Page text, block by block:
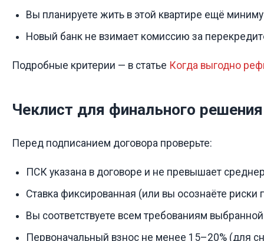
Вы планируете жить в этой квартире ещё
Новый банк не взимает комиссию за
Подробные критерии — в статье Когда выгодно
Чеклист для финального решения
Перед подписанием договора проверьте:
ПСК указана в договоре и не превышает
Ставка фиксированная (или вы осознаёте
Вы соответствуете всем требованиям
Первоначальный взнос не менее 15–20% (для